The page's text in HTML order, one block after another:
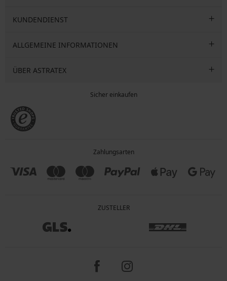
KUNDENDIENST
ALLGEMEINE INFORMATIONEN
ÜBER ASTRATEX
Sicher einkaufen
Zahlungsarten
ZUSTELLER